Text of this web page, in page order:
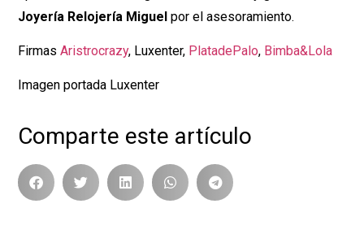
Joyería Relojería Miguel por el asesoramiento.
FirmasAristrocrazy, Luxenter, PlatadePalo, Bimba&Lola
Imagen portada Luxenter
Comparte este artículo